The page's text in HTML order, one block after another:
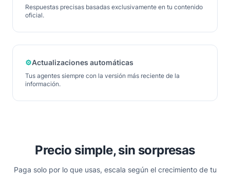
Respuestas precisas basadas exclusivamente en tu contenido
oficial.
⚙️Actualizaciones automáticas
Tus agentes siempre con la versión más reciente de la
información.
Precio simple, sin sorpresas
Paga solo por lo que usas, escala según el crecimiento de tu